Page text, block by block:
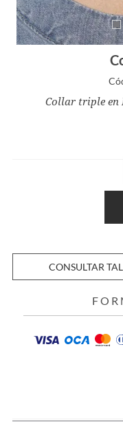
Collar triple en
CONSULTAR